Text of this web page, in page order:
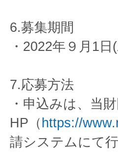
6.募集期間
・2022年９月1
7.応募方法
・申込みは、当
HP（ https://
請システムにて